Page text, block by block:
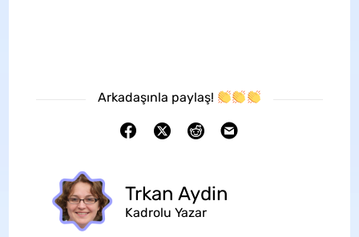
Arkadaşınla paylaş!
Trkan Aydin
Kadrolu Yazar